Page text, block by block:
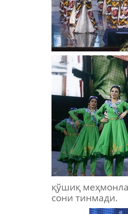
қўшиқ
сони тинмади.